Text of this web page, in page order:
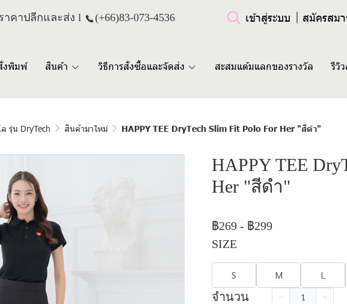
าคาปลีกและส่ง l (+66)83-073-4536 เข้าสู่ระบบ สมัครสม
งพิมพ์ สินค้า วิธีการสั่งซื้อและจัดส่ง สะสมแต้มแลกของรางวัล รีวิ
รุ่น DryTech สินค้ามาใหม่ HAPPY TEE DryTech Slim Fit Polo For Her "สีดำ"
HAPPY TEE
Her "สีดำ"
฿269 - ฿299
SIZE
S M L
จำนวน